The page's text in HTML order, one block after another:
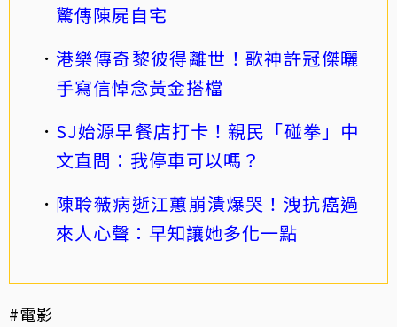
驚傳陳屍自宅
港樂傳奇黎彼得離世！歌神許冠傑曬
手寫信悼念黃金搭檔
SJ始源早餐店打卡！親民「碰拳」中
文直問：我停車可以嗎？
陳聆薇病逝江蕙崩潰爆哭！洩抗癌過
來人心聲：早知讓她多化一點
#電影